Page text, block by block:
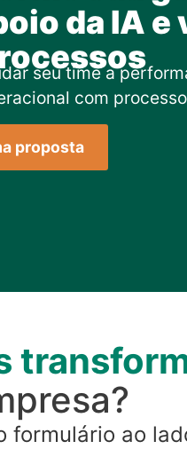
da IA e
seu time a
com
proposta
formulário ao